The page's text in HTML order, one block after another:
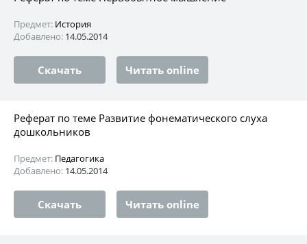
Предмет: История
Добавлено: 14.05.2014
Скачать Читать online
Реферат по теме Развитие фонематического слуха
дошкольников
Предмет: Педагогика
Добавлено: 14.05.2014
Скачать Читать online